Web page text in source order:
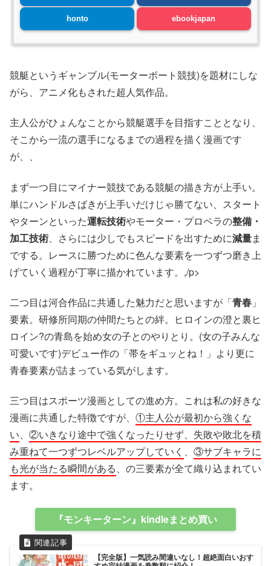
honto ebookjapan
競艇というギャンブル(モーターボート競技)を題材にしな
がら、アニメ化もされた超人気作品。
主人公がひょんなことから競艇選手を目指すこととなり、
そこから一流の選手になるまでの過程を描く漫画です
が、、
まず一つ目にマイナー競技である競艇の描き方が上手い。
単にハンドルさばきが上手いだけじゃ勝てない、スタート
やターンといった運転技術やモーター・プロペラの整備・
加工技術、さらには少しでもスピードを出すために減量ま
でする。レースに勝つために色んな要素を一つずつ磨き上
げていく過程が丁寧に描かれています。,/p>
二つ目は河合作品に共通した魅力だと思いますが「青春 」
要素。研修所同期の仲間たちとの絆。ヒロインの澄と裏ヒ
ロイン?の青島を始め女の子とのやりとり。(女の子みんな
可愛いです)デビュー作の「帯をギュッとね！」より更に
青春要素が詰まっている気がします。
三つ目はスポーツ漫画としての進め方。これは私の好きな
漫画に共通した特徴ですが、 ①主人公が最初から強くな
い、 ②いきなり途中で強くなったりせず、失敗や敗北を積
み重ねて一つずつレベルアップしていく 、 ③サブキャラに
も光が当たる瞬間がある、の三要素が全て織り込まれてい
ます。
『モンキーターン』kindleまとめ買い
【完全版】一気読み間違いなし！超絶面白いおす